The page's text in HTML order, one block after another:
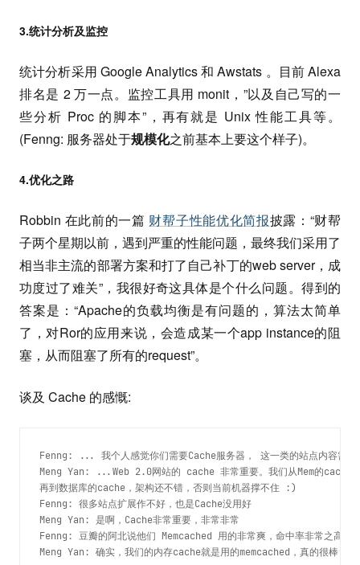
3.统计分析及监控
统计分析采用 Google Analytics 和 Awstats 。目前 Alexa
排名是 2 万一点。监控工具用 monit，”以及自己写的一
些分析 Proc 的脚本”，再有就是 Unix 性能工具等。
(Fenng: 服务器处于规模化之前基本上要这个样子)。
4.优化之路
Robbin 在此前的一篇 财帮子性能优化简报披露：“财帮
子两个星期以前，遇到严重的性能问题，最终我们采用了
相当非主流的部署方案和打了自己补丁的web server，成
功度过了难关”，我很好奇这具体是个什么问题。得到的
答案是：“Apache的负载均衡是有问题的，算法太简单
了，对Ror的应用来说，会造成某一个app instance的阻
塞，从而阻塞了所有的request”。
谈及 Cache 的感慨:
Fenng: ... 我个人感觉你们需要Cache服务器， 这一类的站点内容需
Meng Yan: ...Web 2.0网站的 cache 非常重要。我们从Mem的cache
再到数据库的cache，架构还不错，否则当前机器撑不住 :)
Fenng: 很多站点扩展作不好，也是Cache没用好
Meng Yan: 是啊，Cache非常重要，非常非常
Fenng: 豆瓣的阿北说他们 Memcached 用的非常爽，命中率非常之高
Meng Yan: 确实，我们的内存cache就是用的memcached，真的很棒